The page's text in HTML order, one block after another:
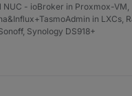
NUC - ioBroker in Proxmox-VM,
in LXCs,
Synology DS918+